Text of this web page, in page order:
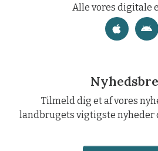
Alle vores digitale
Tilmeld dig et af vores
landbrugets vigtigste nyheder